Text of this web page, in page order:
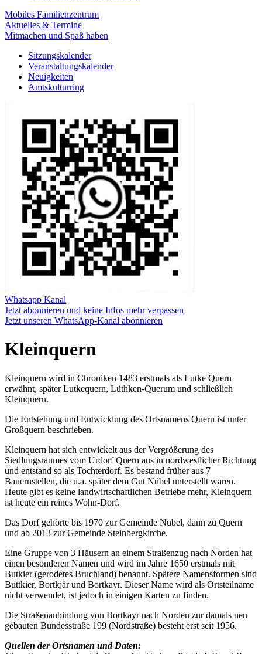
Mobiles Familienzentrum
Aktuelles & Termine
Mitmachen und Spaß haben
Sitzungskalender
Veranstaltungskalender
Neuigkeiten
Amtskulturring
Whatsapp Kanal
Jetzt abonnieren und keine Infos mehr verpassen
Jetzt unseren WhatsApp-Kanal abonnieren
Kleinquern
Kleinquern wird in Chroniken 1483 erstmals als Lutke Quern
erwähnt, später Lutkequern, Lüthken-Querum und schließlich
Kleinquern.
Die Entstehung und Entwicklung des Ortsnamens Quern ist unter
Großquern beschrieben.
Kleinquern hat sich entwickelt aus der Vergrößerung des
Siedlungsraumes vom Urdorf Quern aus in nordwestlicher Richtung
und entstand so als Tochterdorf. Es bestand früher aus 7
Bauernstellen, die u.a. später dem Gut Nübel unterstellt waren.
Heute gibt es keine landwirtschaftlichen Betriebe mehr, Kleinquern
ist heute ein reines Wohn-Dorf.
Das Dorf gehörte bis 1970 zur Gemeinde Nübel, dann zu Quern
und ab 2013 zur Gemeinde Steinbergkirche.
Eine Gruppe von 3 Häusern an einem Straßenzug nach Norden hat
einen besonderen Namen und wird im Jahre 1650 erstmals mit
Butkier (gerodetes Bruchland) benannt. Spätere Namensformen sind
Buttkier, Bortkjär und Bortkayr. Dieser Name wird als Ortsteilname
nicht verwendet, ist jedoch in einigen Karten zu finden.
Die Straßenanbindung von Bortkayr nach Norden zur damals neu
gebauten Bundesstraße 199 (Nordstraße) besteht erst seit 1956.
Quellen der Ortsnamen und Daten: